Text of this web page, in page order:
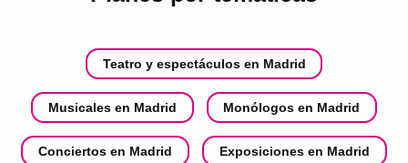
Teatro y espectáculos en Madrid
Musicales en Madrid Monólogos en Madrid
Conciertos en Madrid Exposiciones en Madrid